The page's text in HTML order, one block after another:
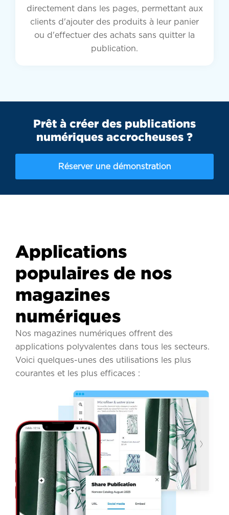
directement dans les pages, permettant aux
clients d'ajouter des produits à leur panier
ou d'effectuer des achats sans quitter la
publication.
Prêt à créer des publications
numériques accrocheuses ?
Réserver une démonstration
Applications
populaires de nos
magazines
numériques
Nos magazines numériques offrent des
applications polyvalentes dans tous les secteurs.
Voici quelques-unes des utilisations les plus
courantes et les plus efficaces :